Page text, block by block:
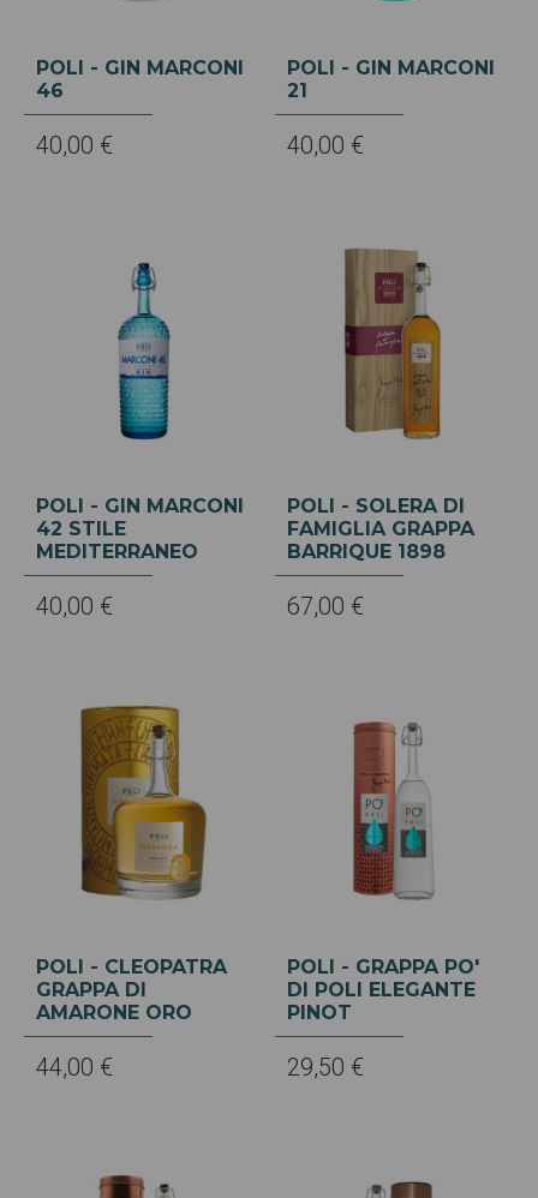
POLI - GIN MARCONI
46
40,00 €
POLI - GIN MARCONI
21
40,00 €
POLI - GIN MARCONI
42 STILE
MEDITERRANEO
40,00 €
POLI - SOLERA DI
FAMIGLIA GRAPPA
BARRIQUE 1898
67,00 €
POLI - CLEOPATRA
GRAPPA DI
AMARONE ORO
44,00 €
POLI - GRAPPA PO'
DI POLI ELEGANTE
PINOT
29,50 €